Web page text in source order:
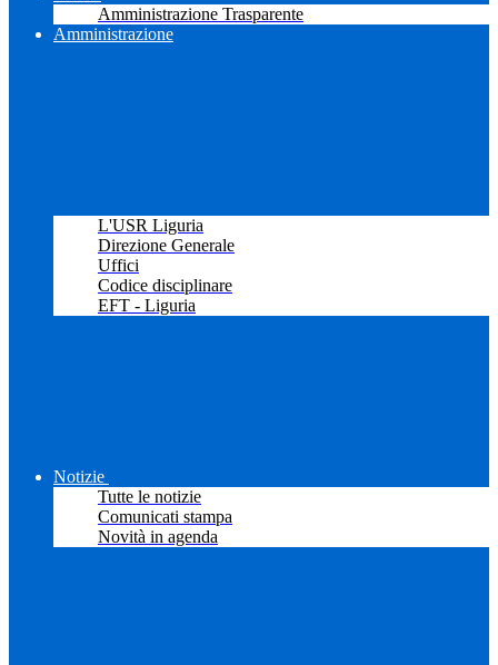
Amministrazione Trasparente
Amministrazione
L'USR Liguria
Direzione Generale
Uffici
Codice disciplinare
EFT - Liguria
Notizie
Tutte le notizie
Comunicati stampa
Novità in agenda